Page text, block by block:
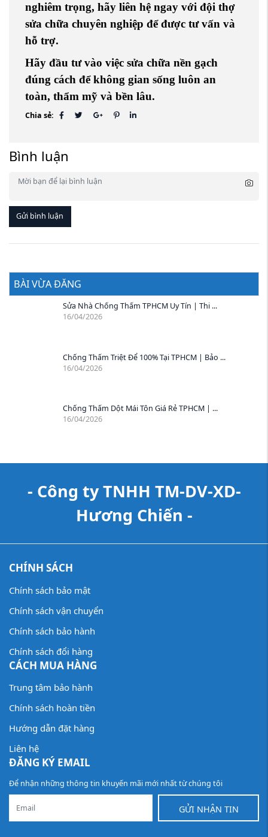
nghiêm trọng, hãy liên hệ ngay với đội thợ
sửa chữa chuyên nghiệp để được tư vấn và
hỗ trợ.
Hãy đầu tư vào việc sửa chữa nền gạch
đúng cách để không gian sống luôn an
toàn, thẩm mỹ và bền lâu.
Chia sẻ:
Bình luận
Gửi bình luận
BÀI VỪA ĐĂNG
Sửa Nhà Chống Thấm TPHCM Uy Tín | Thi ...
16/04/2026
Chống Thấm Triệt Để 100% Tại TPHCM | Bảo ...
16/04/2026
Chống Thấm Dột Mái Tôn Giá Rẻ TPHCM | ...
16/04/2026
- Công ty TNHH TM-DV-XD-
Hương Chiến -
CHÍNH SÁCH
Chính sách bảo mật
Chính sách vận chuyển
Chính sách bảo hành
Chính sách đổi hàng
CÁCH MUA HÀNG
Trung tâm bảo hành
Chính sách hoàn tiền
Hướng dẫn đặt hàng
Liên hệ
ĐĂNG KÝ EMAIL
Để nhận những thông tin khuyến mãi mới nhất từ chúng tôi
GỬI NHẬN TIN